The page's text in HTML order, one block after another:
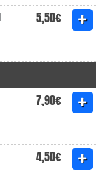
5,50€
7,90€
4,50€